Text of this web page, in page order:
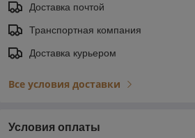
Доставка почтой
Транспортная компания
Доставка курьером
Все условия доставки
Условия оплаты